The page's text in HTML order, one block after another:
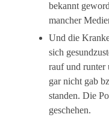
bekannt
mancher
Und die
sich
rauf und runter
gar nicht gab
standen. Die
geschehen.